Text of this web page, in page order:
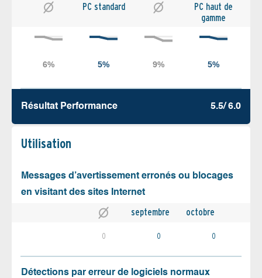
PC standard
PC haut de
gamme
Résultat Performance 5.5/ 6.0
Utilisation
Messages d’avertissement erronés ou blocages
en visitant des sites Internet
septembre octobre
0 0 0
Détections par erreur de logiciels normaux